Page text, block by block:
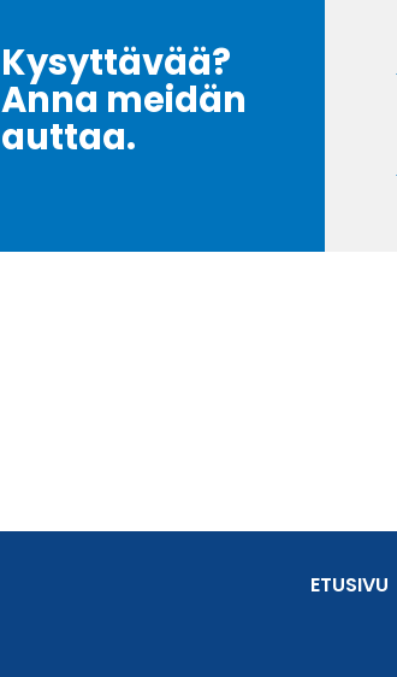
Kysyttävää?
Anna meidän
auttaa.
ETUSIVU